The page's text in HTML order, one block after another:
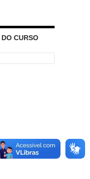
CURSO